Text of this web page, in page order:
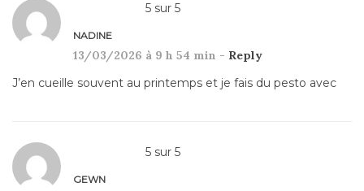
5 sur 5
NADINE
13/03/2026 à 9 h 54 min - Reply
J’en cueille souvent au printemps et je fais du pesto avec
5 sur 5
GEWN